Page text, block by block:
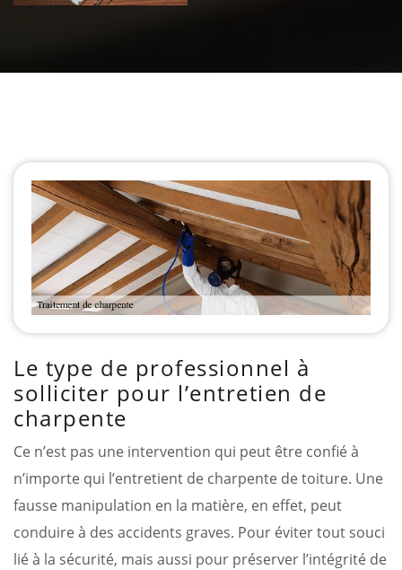
Le type de professionnel à
solliciter pour l’entretien de
charpente
Ce n’est pas une intervention qui peut être confié à
n’importe qui l’entretient de charpente de toiture. Une
fausse manipulation en la matière, en effet, peut
conduire à des accidents graves. Pour éviter tout souci
lié à la sécurité, mais aussi pour préserver l’intégrité de